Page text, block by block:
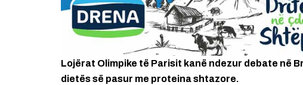
Lojërat Olimpike të Parisit kanë ndezur debate në
dietës së pasur me proteina shtazore.